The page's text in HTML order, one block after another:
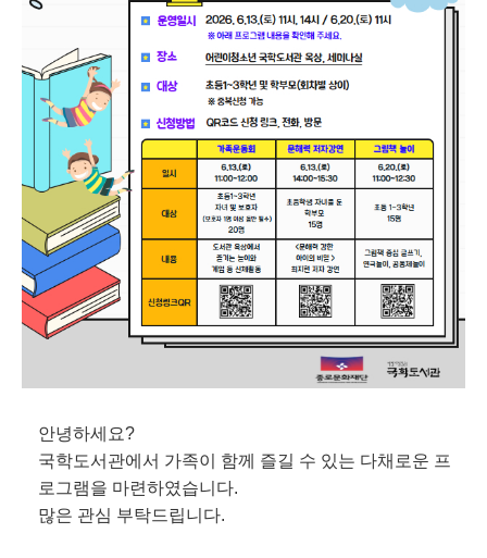
안녕하세요?
국학도서관에서 가족이 함께 즐길 수 있는 다채로운 프
로그램을 마련하였습니다.
많은 관심 부탁드립니다.